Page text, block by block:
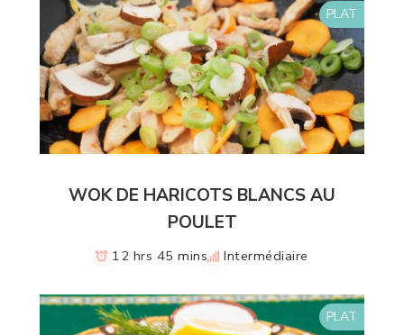
PLAT
WOK DE HARICOTS BLANCS AU
POULET
12 hrs 45 mins Intermédiaire
PLAT